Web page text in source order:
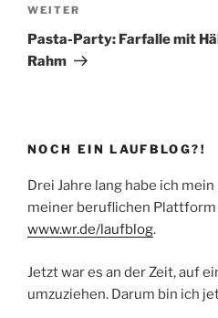
Nächster
Beitrag
WEITER
Pasta-Party: Farfalle mit
Rahm
NOCH EIN LAUFBLOG?!
Drei Jahre lang habe ich
meiner beruflichen
www.wr.de/laufblog.
Jetzt war es an der Zeit, auf
umzuziehen. Darum bin ich